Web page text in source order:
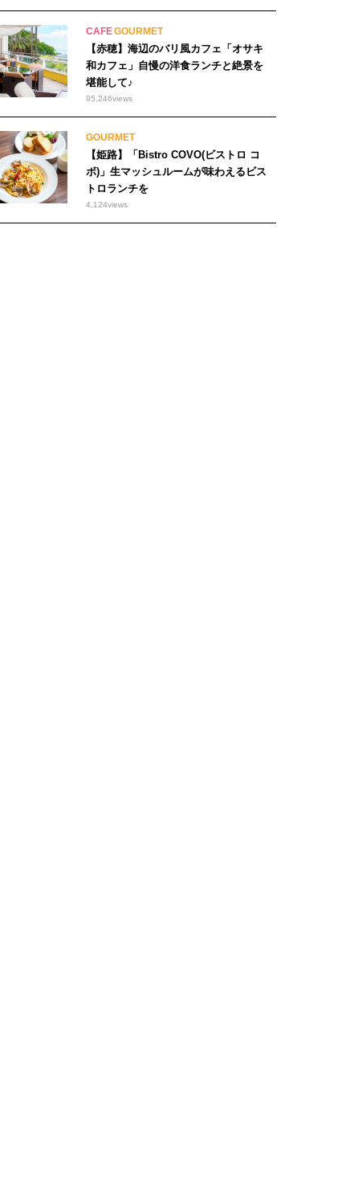
CAFEGOURMET
【赤穂】海辺のバリ風カフェ「オサキ
和カフェ」自慢の洋食ランチと絶景を
堪能して♪
95,246views
GOURMET
【姫路】「Bistro COVO(ビストロ コ
ボ)」生マッシュルームが味わえるビス
トロランチを
4,124views